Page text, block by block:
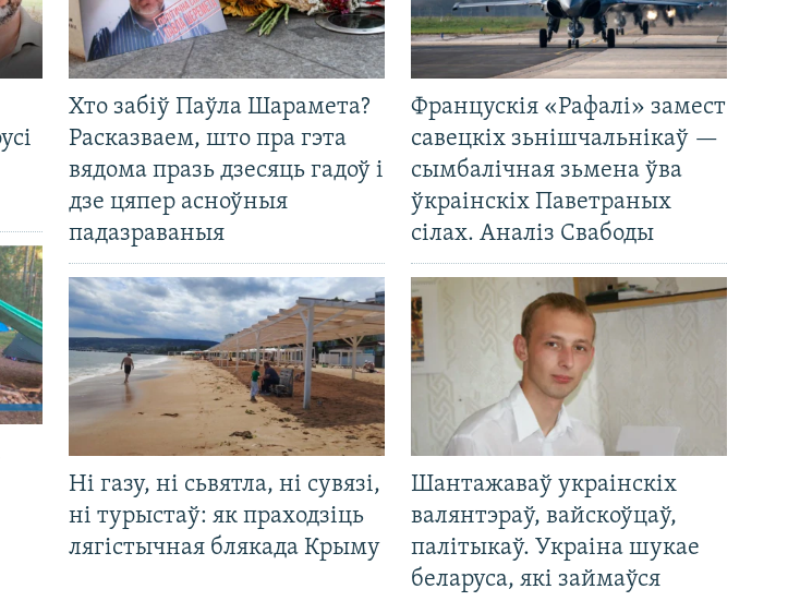
Хто забіў Паўла Шарамета?
Расказваем, што пра гэта
вядома празь дзесяць гадоў і
дзе цяпер асноўныя
падазраваныя
Францускія «Рафалі» замест
савецкіх зьнішчальнікаў —
сымбалічная зьмена ўва
ўкраінскіх Паветраных
сілах. Аналіз Свабоды
Ні газу, ні сьвятла, ні сувязі,
ні турыстаў: як праходзіць
лягістычная блякада Крыму
Шантажаваў украінскіх
валянтэраў, вайскоўцаў,
палітыкаў. Украіна шукае
беларуса, які займаўся